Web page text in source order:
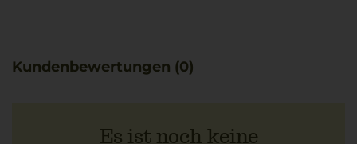
Kundenbewertungen (0)
Es ist noch keine